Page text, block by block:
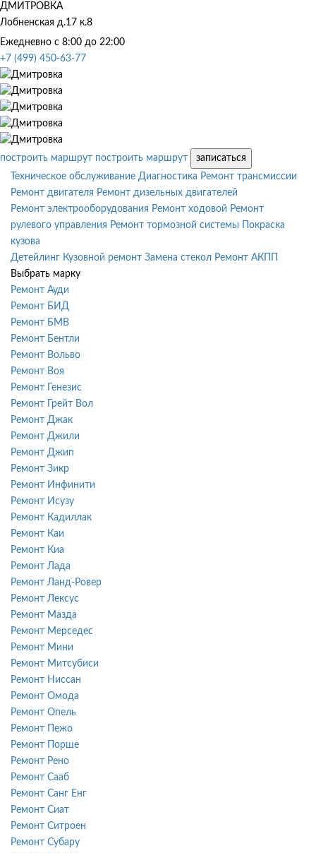
ДМИТРОВКА
Лобненская д.17 к.8
Ежедневно с 8:00 до 22:00
+7 (499) 450-63-77
построить маршрут построить маршрут
записаться
Техническое обслуживание Диагностика Ремонт трансмиссии
Ремонт двигателя Ремонт дизельных двигателей
Ремонт электрооборудования Ремонт ходовой Ремонт
рулевого управления Ремонт тормозной системы
Покраска
кузова
Детейлинг Кузовной ремонт Замена стекол Ремонт АКПП
Выбрать марку
Ремонт Ауди
Ремонт БИД
Ремонт БМВ
Ремонт Бентли
Ремонт Вольво
Ремонт Воя
Ремонт Генезис
Ремонт Грейт Вол
Ремонт Джак
Ремонт Джили
Ремонт Джип
Ремонт Зикр
Ремонт Инфинити
Ремонт Исузу
Ремонт Кадиллак
Ремонт Каи
Ремонт Киа
Ремонт Лада
Ремонт Ланд-Ровер
Ремонт Лексус
Ремонт Мазда
Ремонт Мерседес
Ремонт Мини
Ремонт Митсубиси
Ремонт Ниссан
Ремонт Омода
Ремонт Опель
Ремонт Пежо
Ремонт Порше
Ремонт Рено
Ремонт Сааб
Ремонт Санг Енг
Ремонт Сиат
Ремонт Ситроен
Ремонт Субару